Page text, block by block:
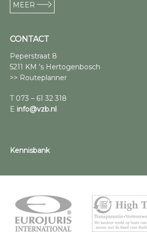
MEER
CONTACT
Peperstraat 8
5211 KM ’s Hertogenbosch
>> Routeplanner
T 073 – 61 32 318
E info@vzb.nl
Kennisbank